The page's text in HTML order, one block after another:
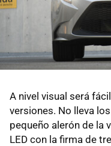
A nivel visual será
versiones. No lleva
pequeño alerón de la
LED con la firma de